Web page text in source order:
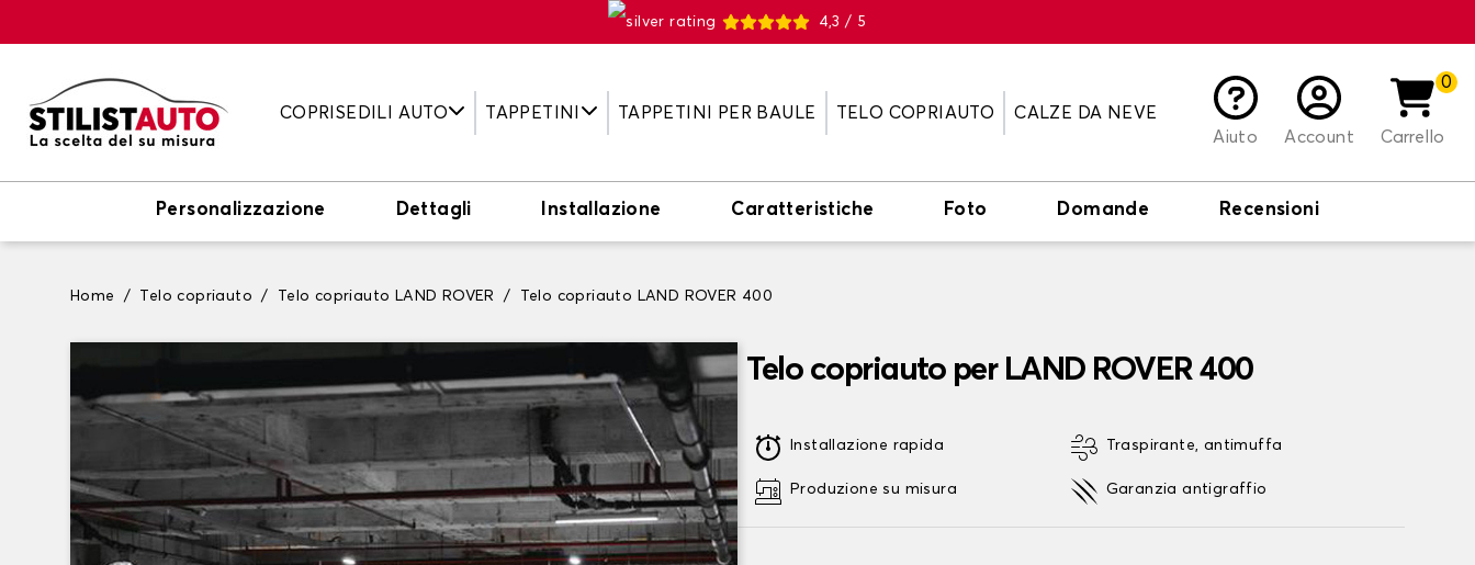
4,3 / 5
COPRISEDILI AUTO TAPPETINI TAPPETINI PER BAULE TELO COPRIAUTO
CALZE DA NEVE
Aiuto
Account
0
Carrello
Personalizzazione Dettagli Installazione Caratteristiche Foto Domande Recensioni
Home Telo copriauto Telo copriauto LAND ROVER Telo copriauto LAND ROVER 400
Telo copriauto per LAND ROVER 400
Installazione rapida
Produzione su misura
Traspirante, antimuffa
Garanzia antigraffio